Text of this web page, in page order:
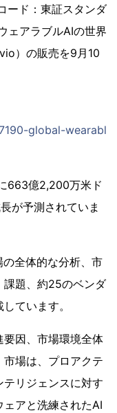
ード：東証スタンダ
ェアラブルAIの世界
）の販売を9月10
global-wearabl
663億2,200万米ド
が予測されていま
全体的な分析、市
課題、約25のベンダ
ています。
因、市場環境全体
場は、プロアクテ
リジェンスに対す
アと洗練されたAI